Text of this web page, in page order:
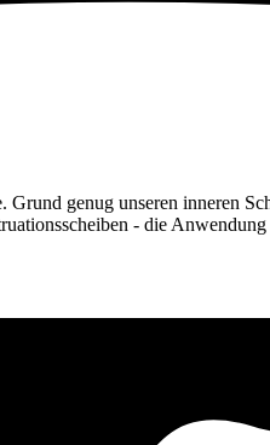
genug unseren inneren
- die